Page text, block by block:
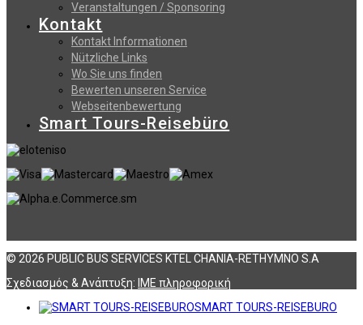
Veranstaltungen / Sponsoring
Kontakt
Kontakt Informationen
Nützliche Links
Wo Sie uns finden
Bewerten unseren Service
Webseitenbewertung
Smart Tours-Reisebüro
© 2026 PUBLIC BUS SERVICES KTEL CHANIA-RETHYMNO S.A
Σχεδιασμός & Ανάπτυξη: ΙΜΕ πληροφορική
SMART TOURS-REISEBURO